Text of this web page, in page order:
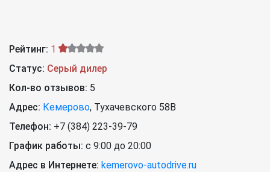
Рейтинг: 1
Статус: Серый дилер
Кол-во отзывов: 5
Адрес: Кемерово, Тухачевского 58В
Телефон: +7 (384) 223-39-79
График работы: с 9:00 до 20:00
Адрес в Интернете: kemerovo-autodrive.ru